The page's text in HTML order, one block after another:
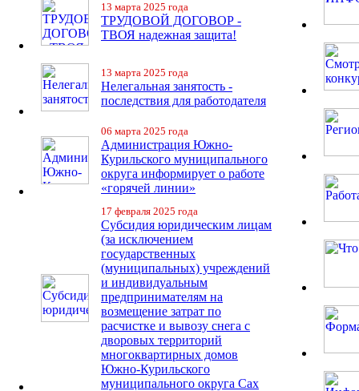
13 марта 2025 года
ТРУДОВОЙ ДОГОВОР -
ТВОЯ надежная защита!
13 марта 2025 года
Нелегальная занятость -
последствия для работодателя
06 марта 2025 года
Администрация Южно-
Курильского муниципального
округа информирует о работе
«горячей линии»
17 февраля 2025 года
Субсидия юридическим лицам
(за исключением
государственных
(муниципальных) учреждений
и индивидуальным
предпринимателям на
возмещение затрат по
расчистке и вывозу снега с
дворовых территорий
многоквартирных домов
Южно-Курильского
муниципального округа Сах